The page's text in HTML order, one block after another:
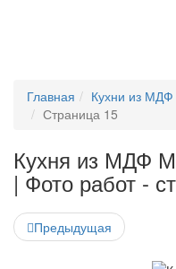
Главная Кухни из МДФ
Страница 15
Кухня из МДФ
| Фото работ -
Предыдущая